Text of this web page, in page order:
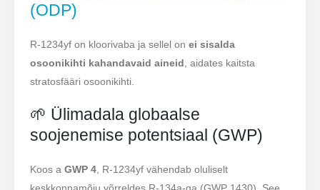
(ODP)
R-1234yf on kloorivaba ja sellel onei sisalda
osoonikihti kahandavaid aineid, aidates kaitsta
stratosfääri osoonikihti.
🌱 Ülimadala globaalse
soojenemise potentsiaal (GWP)
Koos aGWP 4 , R-1234yf vähendab oluliselt